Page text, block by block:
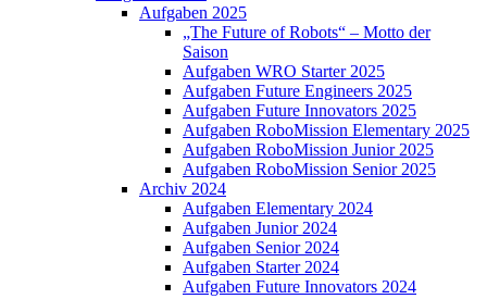
Aufgaben 2025
„The Future of Robots“ – Motto der
Saison
Aufgaben WRO Starter 2025
Aufgaben Future Engineers 2025
Aufgaben Future Innovators 2025
Aufgaben RoboMission Elementary 2025
Aufgaben RoboMission Junior 2025
Aufgaben RoboMission Senior 2025
Archiv 2024
Aufgaben Elementary 2024
Aufgaben Junior 2024
Aufgaben Senior 2024
Aufgaben Starter 2024
Aufgaben Future Innovators 2024